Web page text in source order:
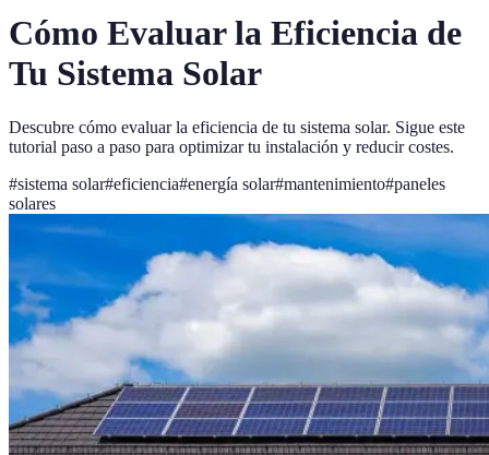
Cómo Evaluar la Eficiencia de
Tu Sistema Solar
Descubre cómo evaluar la eficiencia de tu sistema solar. Sigue este
tutorial paso a paso para optimizar tu instalación y reducir costes.
#sistema solar#eficiencia#energía solar#mantenimiento#paneles
solares